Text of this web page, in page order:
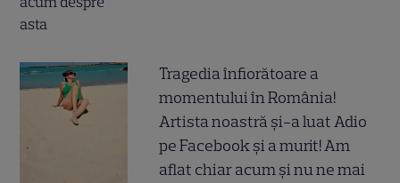
Tragedia înfiorătoare a
momentului în România!
Artista noastră și-a luat Adio
pe Facebook și a murit! Am
aflat chiar acum și nu ne mai